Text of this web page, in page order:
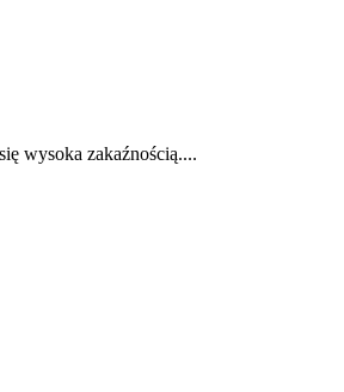
wysoka zakaźnością....